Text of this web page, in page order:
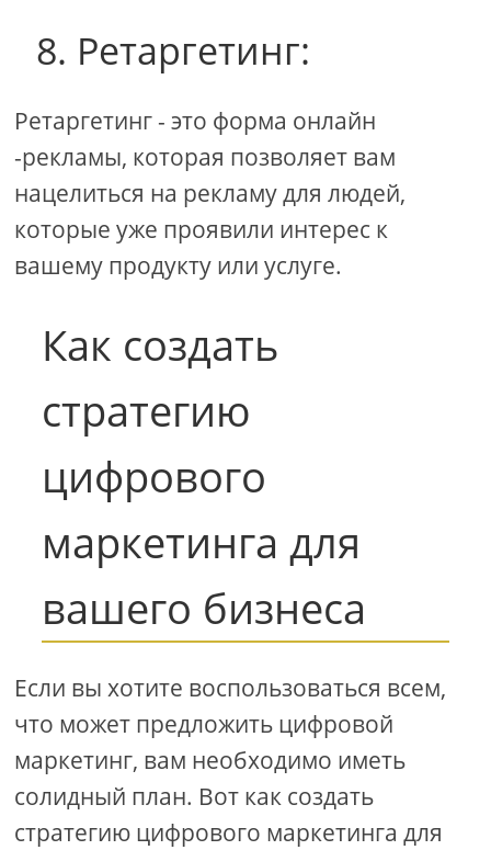
8. Ретаргетинг:
Ретаргетинг - это форма онлайн
-рекламы, которая позволяет вам
нацелиться на рекламу для людей,
которые уже проявили интерес к
вашему продукту или услуге.
Как создать
стратегию
цифрового
маркетинга для
вашего бизнеса
Если вы хотите воспользоваться всем,
что может предложить цифровой
маркетинг, вам необходимо иметь
солидный план. Вот как создать
стратегию цифрового маркетинга для